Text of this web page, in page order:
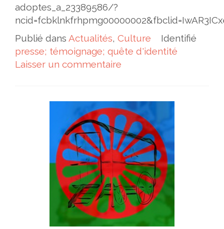
adoptes_a_23389586/?
Publié dans Actualités, Culture
Identifié
presse; témoignage; quête d'identité
Laisser un commentaire